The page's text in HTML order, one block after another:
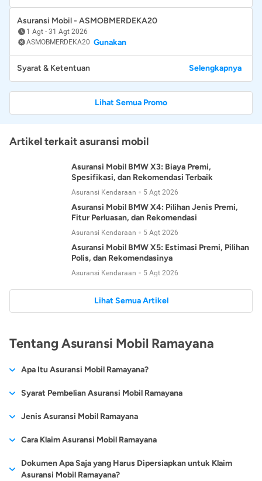
Asuransi Mobil - ASMOBMERDEKA20
1 Agt - 31 Agt 2026
ASMOBMERDEKA20 Gunakan
Syarat & Ketentuan Selengkapnya
Lihat Semua Promo
Artikel terkait asuransi mobil
Asuransi Mobil BMW X3: Biaya Premi,
Spesifikasi, dan Rekomendasi Terbaik
Asuransi Kendaraan 5 Agt 2026
Asuransi Mobil BMW X4: Pilihan Jenis Premi,
Fitur Perluasan, dan Rekomendasi
Asuransi Kendaraan 5 Agt 2026
Asuransi Mobil BMW X5: Estimasi Premi, Pilihan
Polis, dan Rekomendasinya
Asuransi Kendaraan 5 Agt 2026
Lihat Semua Artikel
Tentang Asuransi Mobil Ramayana
Apa Itu Asuransi Mobil Ramayana?
PT Asuransi Ramayana Tbk didirikan tanggal 6 Agustus 1956
Syarat Pembelian Asuransi Mobil Ramayana
Sebagai salah satuperusahaan asuransi terbaik
mempersiapkan dokumen-dokumen penting seperti:
Fotokopi KTP/SIM/KITAS.
Fotokopi STNK.
Jenis Asuransi Mobil Ramayana
Asuransi mobil Ramayana memiliki 2jenis asuransi mobil
Asuransi Mobil All Risk Ramayana
Cara Klaim Asuransi Mobil Ramayana
Berikut adalah beberapa prosedur dari Ramayana untuk
mengajukan klaim asuransi mobil
Dokumen Apa Saja yang Harus Dipersiapkan untuk Klaim
Asuransi Mobil Ramayana?